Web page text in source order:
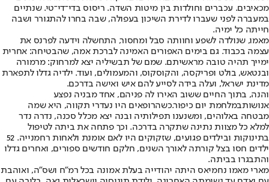
מכאיבים. עכברים וחולדות בין מיטות השדה. ריסוס בדי־די־טי. שנתיים
במעברה לפני שעברו לדירת השיכון בעפולה, שבה בחרו להתגורר ושבה
חייתה כל ימיה.
מאמו, שנולדה לשפע וחוותה סבל ומחסור, התחשלה וידעה לפרנס את
עצמה בכבוד. גם בימים האפורים האמינה לברכת אמה, שהבטיחה: אחרית
ימייך תהיה טובה מראשיתם. שמם של תבשיליה יצא למרחוק: מרמורה
ובנטאש, בולט ופריקסה, והקוסקוס, והמעמולים, ועוד. ילדיה גדלו לתפארת
מדינת ישראל, ועלה בידה לסייע להם איש ואישה בדרכם.
והנה, בתוך החיים ששוב האירו לה פניהם, אחד מבניה נפצע
אנושותבמלחמת יום כיפור.כשהרופאים היו נעדרי תקווה, היא שמה
מבטחה באלוהים, ומשנענו תפילותיה ובנה יצא מכלל סכנה, נדרה נדר
למלא כל מצוות נתינה שתקרה בדרכה. וכך פתחה את ביתה לטיפול
בתינוקות ובילדים פגועים, שזקוקים היו לאם אומנת ולאחות רחמנייה. 52
ילדים חסו בצל קורתה לאורך השנים, חלקם חודשים ספורים, ואחרים גדלו
והתבגרו בביתה.
מארי מאמו נחמיאס היתה יהודייה בעלת אמונה בכל רמ"ח ושס"ה, ואוהבת